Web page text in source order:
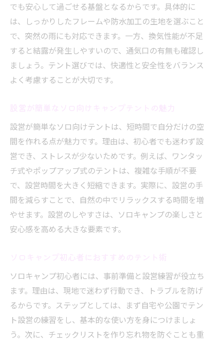
でも安心して過ごせる基盤となるからです。具体的に
は、しっかりしたフレームや防水加工の生地を選ぶこと
で、突然の雨にも対応できます。一方、換気性能が不足
すると結露が発生しやすいので、通気口の有無も確認し
ましょう。テント選びでは、快適性と安全性をバランス
よく考慮することが大切です。
設営が簡単なソロ向けテントは、短時間で自分だけの空
間を作れる点が魅力です。理由は、初心者でも迷わず設
営でき、ストレスが少ないためです。例えば、ワンタッ
チ式やポップアップ式のテントは、複雑な手順が不要
で、設営時間を大きく短縮できます。実際に、設営の手
間を減らすことで、自然の中でリラックスする時間を増
やせます。設営のしやすさは、ソロキャンプの楽しさと
安心感を高める大きな要素です。
ソロキャンプ初心者には、事前準備と設営練習が役立ち
ます。理由は、現地で迷わず行動でき、トラブルを防げ
るからです。ステップとしては、まず自宅や公園でテン
ト設営の練習をし、基本的な使い方を身につけましょ
う。次に、チェックリストを作り忘れ物を防ぐことも重